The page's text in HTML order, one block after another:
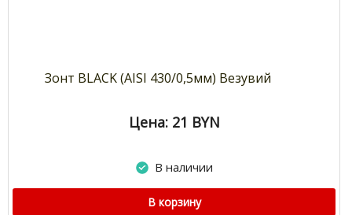
Зонт BLACK (AISI 430/0,5мм) Везувий
Цена: 21 BYN
В наличии
В корзину